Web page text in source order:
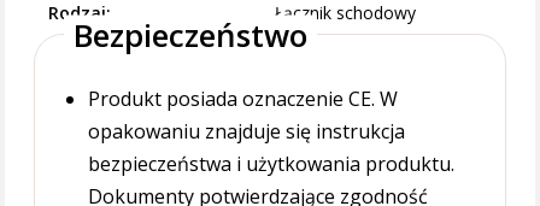
Rodzaj Łącznik schodowy
Bezpieczeństwo
Produkt posiada oznaczenie CE. W
opakowaniu znajduje się instrukcja
bezpieczeństwa i użytkowania produktu.
Dokumenty potwierdzające zgodność